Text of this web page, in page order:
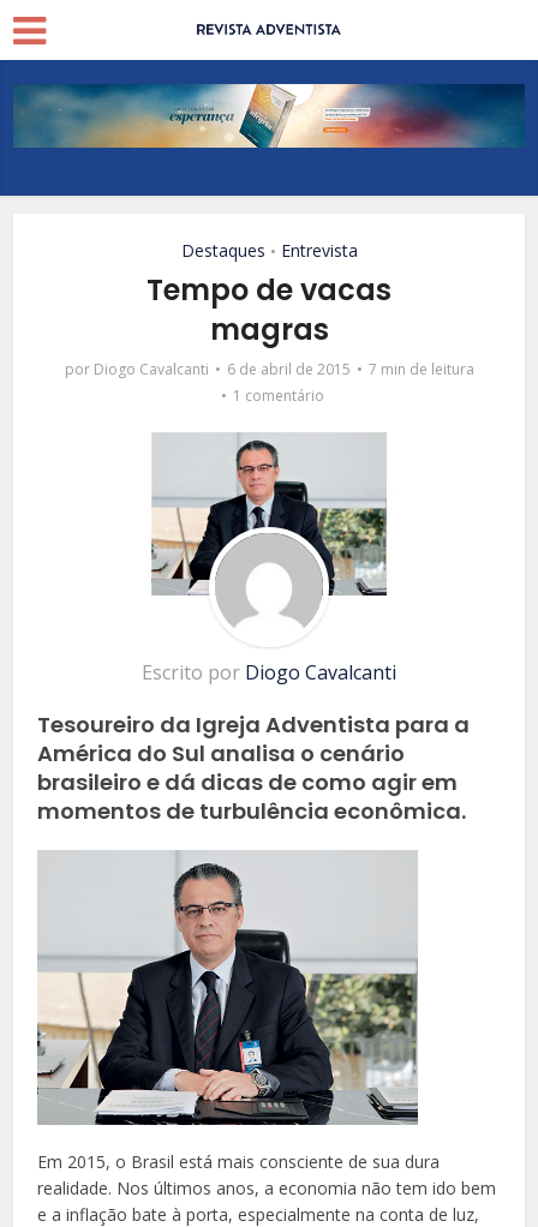
Destaques • Entrevista
Tempo de vacas
magras
por Diogo Cavalcanti 6 de abril de 2015
7 min de leitura
1 comentário
Escrito por Diogo Cavalcanti
Tesoureiro da Igreja Adventista para a
América do Sul analisa o cenário
brasileiro e dá dicas de como agir em
momentos de turbulência econômica.
Em 2015, o Brasil está mais consciente de sua dura
realidade. Nos últimos anos, a economia não tem ido bem
e a inflação bate à porta, especialmente na conta de luz,